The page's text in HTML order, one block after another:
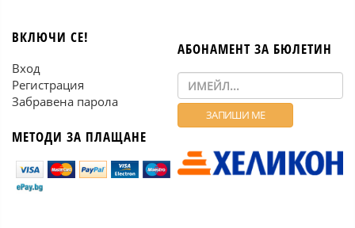
ВКЛЮЧИ СЕ!
Вход
Регистрация
Забравена парола
МЕТОДИ ЗА ПЛАЩАНЕ
АБОНАМЕНТ ЗА БЮЛЕТИН